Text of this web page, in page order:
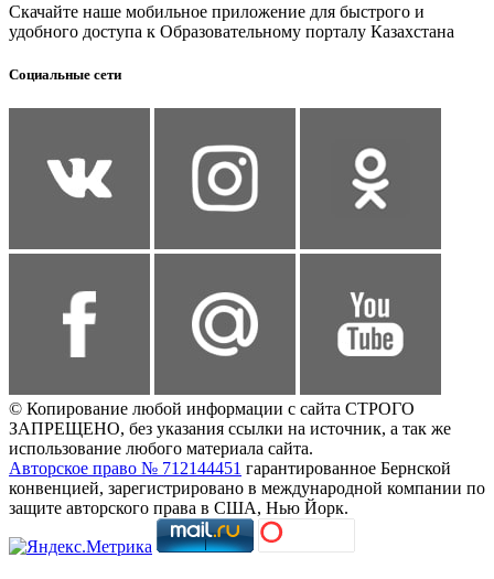
Скачайте наше мобильное приложение для быстрого и
удобного доступа к Образовательному порталу Казахстана
Социальные сети
© Копирование любой информации с сайта СТРОГО
ЗАПРЕЩЕНО, без указания ссылки на источник, а так же
использование любого материала сайта.
Авторское право № 712144451 гарантированное Бернской
конвенцией, зарегистрировано в международной компании по
защите авторского права в США, Нью Йорк.